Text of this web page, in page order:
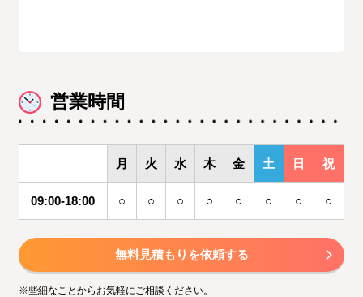
営業時間
月 火 水 木 金 土 日 祝
09:00-18:00 ○ ○ ○ ○ ○ ○ ○ ○
無料見積もりを依頼する
※些細なことからお気軽にご相談ください。